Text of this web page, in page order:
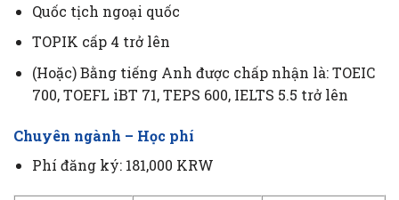
Quốc tịch ngoại quốc
TOPIK cấp 4 trở lên
(Hoặc) Bằng tiếng Anh được chấp nhận là: TOEIC
700, TOEFL iBT 71, TEPS 600, IELTS 5.5 trở lên
Chuyên ngành – Học phí
Phí đăng ký: 181,000 KRW